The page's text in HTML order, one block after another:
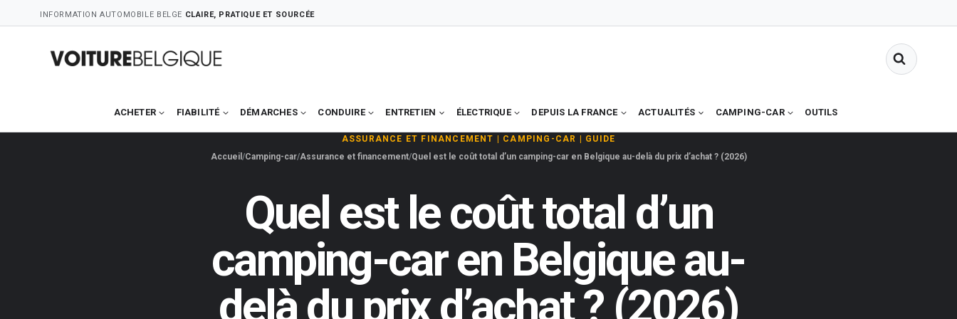
to
INFORMATION AUTOMOBILE BELGE CLAIRE, PRATIQUE ET SOURCÉE
ACHETER FIABILITÉ DÉMARCHES CONDUIRE ENTRETIEN ÉLECTRIQUE DEPUIS LA FRANCE ACTUALITÉS CAMPING-CAR OUTILS
ASSURANCE ET FINANCEMENT CAMPING-CAR
GUIDE
Accueil Camping-car Assurance et financement Quel est le coût total d’un camping-car en Belgique au-delà du prix d’achat ? (2026)
Quel est le coût total d’un
camping-car en Belgique au-
delà du prix d’achat ? (2026)